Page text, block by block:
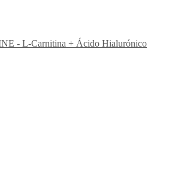
- L-Carnitina + Ácido Hialurónico